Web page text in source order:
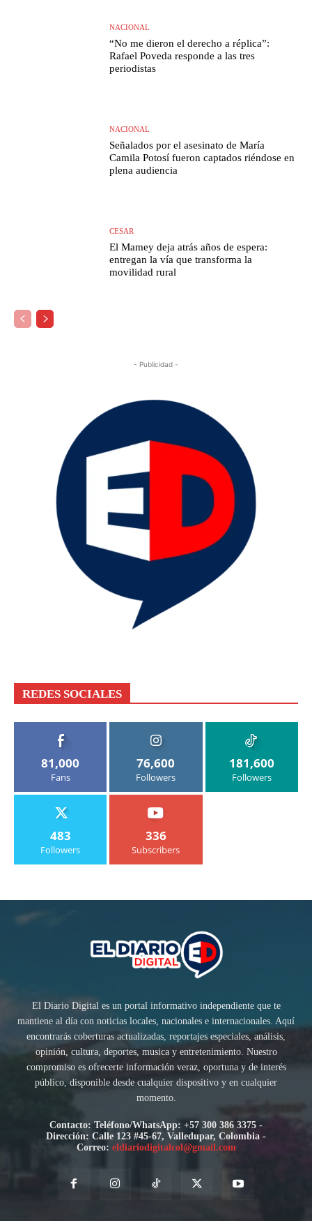
NACIONAL
“No me dieron el derecho a réplica”:
Rafael Poveda responde a las tres
periodistas
NACIONAL
Señalados por el asesinato de María
Camila Potosí fueron captados riéndose en
plena audiencia
CESAR
El Mamey deja atrás años de espera:
entregan la vía que transforma la
movilidad rural
- Publicidad -
REDES SOCIALES
81,000
Fans
76,600
Followers
181,600
Followers
483
Followers
336
Subscribers
El Diario Digital es un portal informativo independiente que te
mantiene al día con noticias locales, nacionales e internacionales. Aquí
encontrarás coberturas actualizadas, reportajes especiales, análisis,
opinión, cultura, deportes, musica y entretenimiento. Nuestro
compromiso es ofrecerte información veraz, oportuna y de interés
público, disponible desde cualquier dispositivo y en cualquier
momento.
Contacto: Teléfono/WhatsApp: +57 300 386 3375 -
Dirección: Calle 123 #45-67, Valledupar, Colombia -
Correo: eldiariodigitalcol@gmail.com